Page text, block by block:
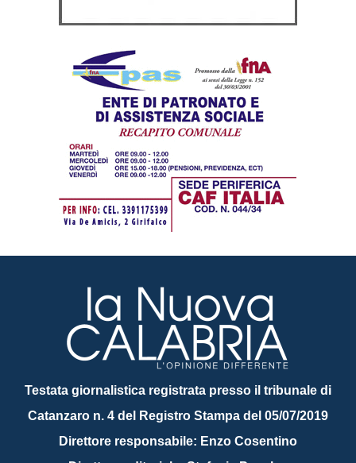
Testata giornalistica registrata presso il tribunale di
Catanzaro n. 4 del Registro Stampa del 05/07/2019
Direttore responsabile: Enzo Cosentino